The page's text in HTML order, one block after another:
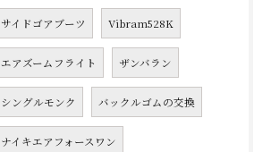
サイドゴアブーツ Vibram528K
エアズームフライト ザンバラン
シングルモンク バックルゴムの交換
ナイキエアフォースワン